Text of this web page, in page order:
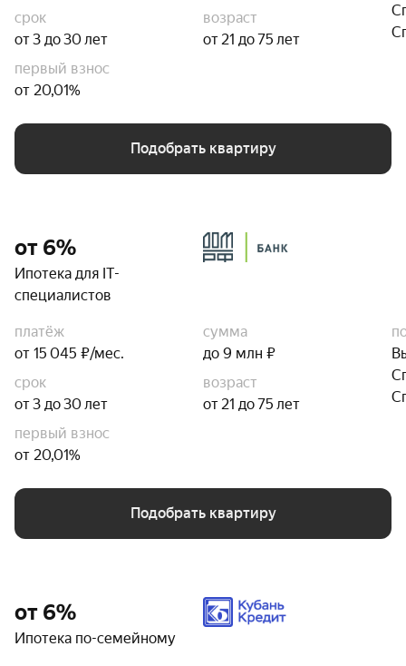
срок
от 3 до 30 лет
возраст
от 21 до 75 лет
первый взнос
от 20,01%
Подобрать квартиру
от 6%
Ипотека для IT-
специалистов
платёж
от 15 045 ₽/мес.
сумма
до 9 млн ₽
срок
от 3 до 30 лет
возраст
от 21 до 75 лет
первый взнос
от 20,01%
Подобрать квартиру
от 6%
Ипотека по-семейному